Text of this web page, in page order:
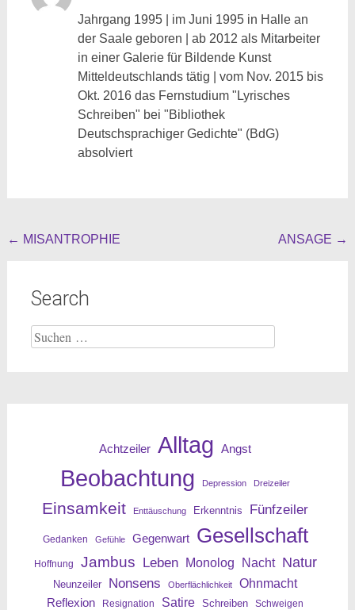
Jahrgang 1995 | im Juni 1995 in Halle an
der Saale geboren | ab 2012 als Mitarbeiter
in einer Galerie für Bildende Kunst
Mitteldeutschlands tätig | vom Nov. 2015 bis
Okt. 2016 das Fernstudium "Lyrisches
Schreiben" bei "Bibliothek
Deutschsprachiger Gedichte" (BdG)
absolviert
Beitragsnavigation
← MISANTROPHIE ANSAGE →
Search
Suche
nach:
Achtzeiler Alltag Angst
Beobachtung Depression Dreizeiler
Einsamkeit Enttäuschung Erkenntnis Fünfzeiler
Gedanken Gefühle Gegenwart Gesellschaft
Hoffnung Jambus Leben Monolog Nacht Natur
Neunzeiler Nonsens Oberflächlichkeit
Ohnmacht
Reflexion
Resignation Satire Schreiben Schweigen